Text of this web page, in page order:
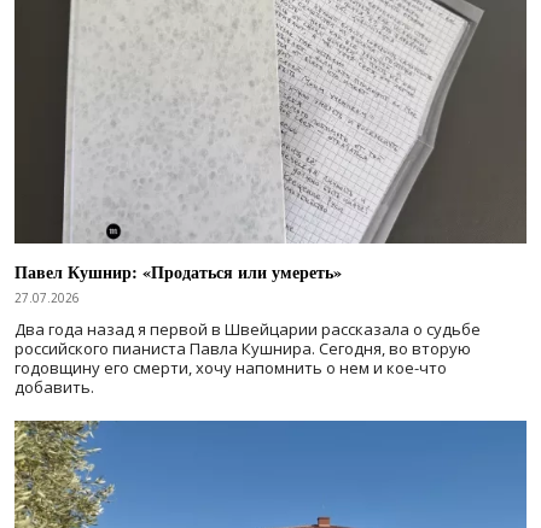
Павел Кушнир: «Продаться или умереть»
27.07.2026
Два года назад я первой в Швейцарии рассказала о судьбе
российского пианиста Павла Кушнира. Сегодня, во вторую
годовщину его смерти, хочу напомнить о нем и кое-что
добавить.